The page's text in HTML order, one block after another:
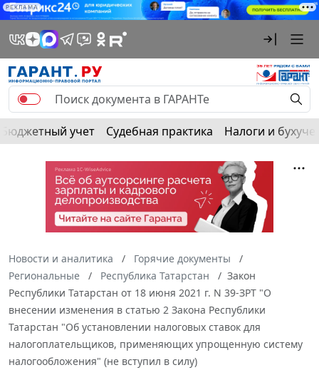
РЕКЛАМА
Бюджетный учет Судебная практика Налоги и
Новости и аналитика
Горячие документы
Региональные
Республика Татарстан
Закон
Республики Татарстан от 18 июня 2021 г. N 39-ЗРТ "О
внесении изменения в статью 2 Закона Республики
Татарстан "Об установлении налоговых ставок для
налогоплательщиков, применяющих упрощенную систему
налогообложения" (не вступил в силу)